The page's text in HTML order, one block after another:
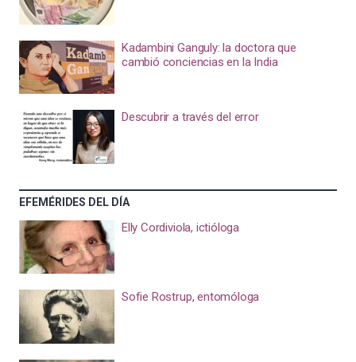
Kadambini Ganguly: la doctora que
cambió conciencias en la India
Descubrir a través del error
EFEMÉRIDES DEL DÍA
Elly Cordiviola, ictióloga
Sofie Rostrup, entomóloga